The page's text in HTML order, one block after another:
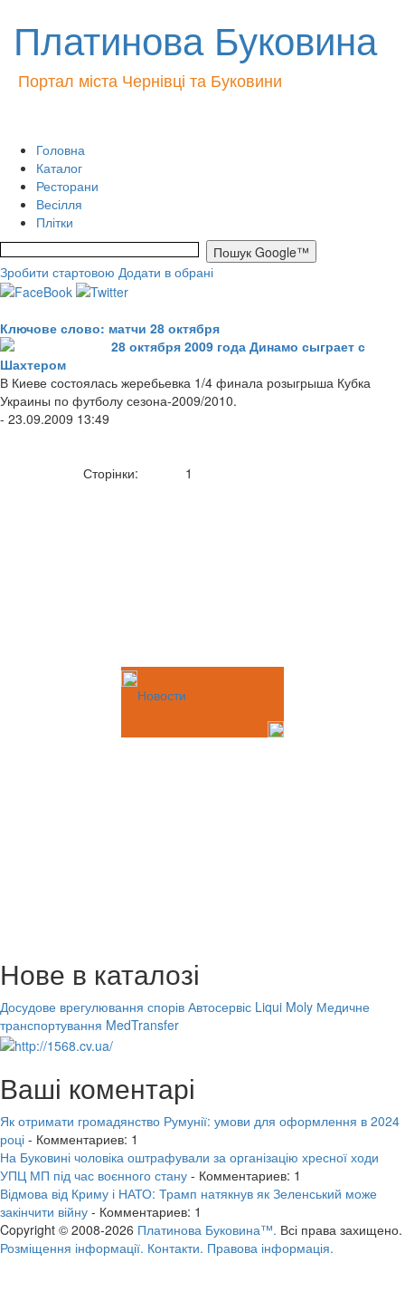
Платинова Буковина
Портал міста Чернівці та Буковини
Головна
Каталог
Ресторани
Весілля
Плітки
Зробити стартовою Додати в обрані
Ключове слово: матчи 28 октября
28 октября 2009 года Динамо сыграет с
Шахтером
В Киеве состоялась жеребьевка 1/4 финала розыгрыша Кубка
Украины по футболу сезона-2009/2010.
- 23.09.2009 13:49
Сторінки: 1
Новости
Нове в каталозі
Досудове врегулювання спорів Автосервіс Liqui Moly Медичне
транспортування MedTransfer
Ваші коментарі
Як отримати громадянство Румунії: умови для оформлення в 2024
році - Комментариев: 1
На Буковині чоловіка оштрафували за організацію хресної ходи
УПЦ МП під час воєнного стану - Комментариев: 1
Відмова від Криму і НАТО: Трамп натякнув як Зеленський може
закінчити війну - Комментариев: 1
Copyright © 2008-2026 Платинова Буковина™. Всі права захищено.
Розміщення інформації. Контакти. Правова інформація.